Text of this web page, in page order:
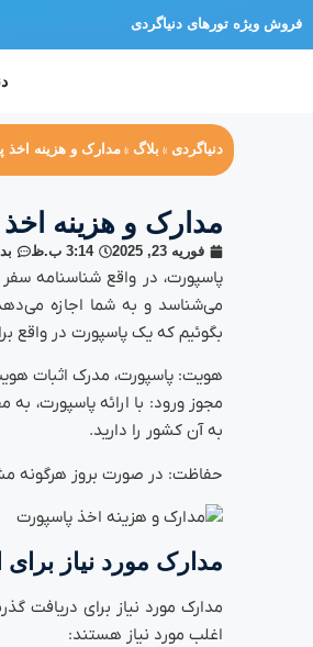
فروش ویژه تورهای دنیاگردی
دنیا‌گردی » بلاگ » مدارک و هزینه اخذ
مدارک و هزینه
فوریه 23, 2025 3:14 ب.ظ
پاسپورت، در واقع شناسنامه
می‌شناسد و به شما اجازه
بگوئیم که یک پاسپورت در واقع
هویت: پاسپورت، مدرک اثبات
مجوز ورود: با ارائه پاسپورت،
به آن کشور را دارید.
حفاظت: در صورت بروز هرگونه
مدارک مورد نیاز
مدارک مورد نیاز برای دریافت
اغلب مورد نیاز هستند: